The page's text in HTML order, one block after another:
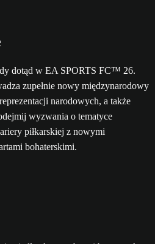
dotąd w EA SPORTS FC™ 26.
zupełnie nowy międzynarodowy
narodowych, a także
wyzwania o tematyce
piłkarskiej z nowymi
bohaterskimi.